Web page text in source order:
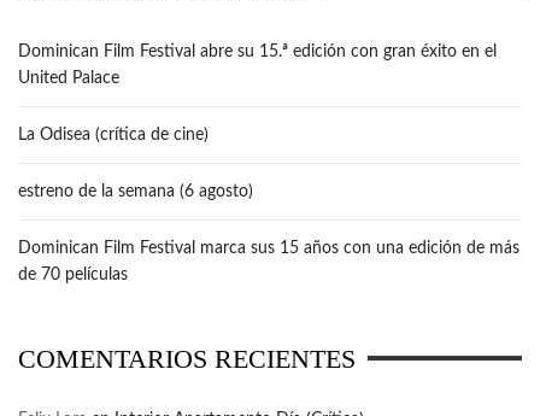
Dominican Film Festival abre su 15.ª edición con gran éxito en el
United Palace
La Odisea (crítica de cine)
estreno de la semana (6 agosto)
Dominican Film Festival marca sus 15 años con una edición de más
de 70 películas
COMENTARIOS RECIENTES